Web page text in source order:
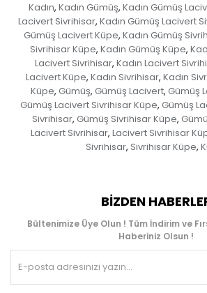
Kadın, Kadın Gümüş, Kadın Gümüş
Lacivert Sivrihisar, Kadın Gümüş Lacivert
Gümüş Lacivert Küpe, Kadın Gümüş
Sivrihisar Küpe, Kadın Gümüş Küpe,
Lacivert Sivrihisar, Kadın Lacivert
Lacivert Küpe, Kadın Sivrihisar, Kadın
Küpe, Gümüş, Gümüş Lacivert, Gümüş
Gümüş Lacivert Sivrihisar Küpe, Gümüş
Sivrihisar, Gümüş Sivrihisar Küpe,
Lacivert Sivrihisar, Lacivert Sivrihisar
Sivrihisar, Sivrihisar Küpe,
BIZDEN
Bültenimize Üye Olun ! Tüm İndirim ve
Haberiniz Olsun !